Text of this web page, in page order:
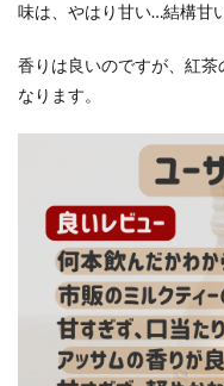
味は、やはり甘い…結構甘
香りは良いのですが、紅
なります。